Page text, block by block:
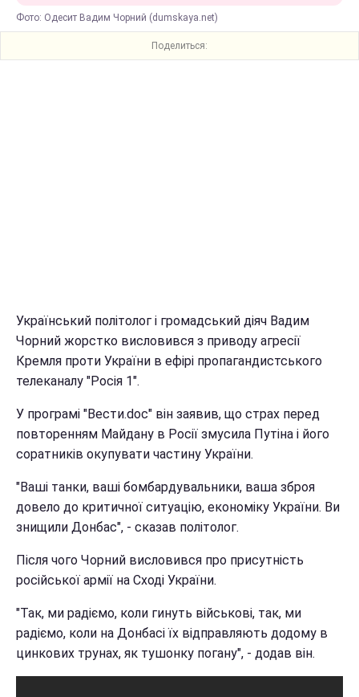
Фото: Одесит Вадим Чорний (dumskaya.net)
Поделиться:
Український політолог і громадський діяч Вадим
Чорний жорстко висловився з приводу агресії
Кремля проти України в ефірі пропагандистського
телеканалу "Росія 1".
У програмі "Вести.doc" він заявив, що страх перед
повторенням Майдану в Росії змусила Путіна і його
соратників окупувати частину України.
"Ваші танки, ваші бомбардувальники, ваша зброя
довело до критичної ситуацію, економіку України. Ви
знищили Донбас", - сказав політолог.
Після чого Чорний висловився про присутність
російської армії на Сході України.
"Так, ми радіємо, коли гинуть військові, так, ми
радіємо, коли на Донбасі їх відправляють додому в
цинкових трунах, як тушонку погану", - додав він.